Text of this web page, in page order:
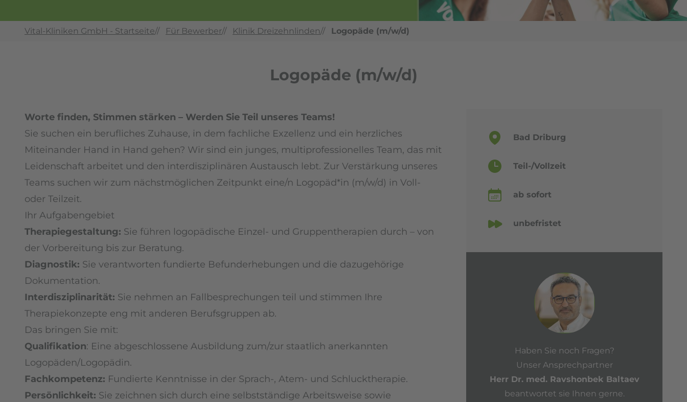
Vital-Kliniken GmbH - Startseite// Für Bewerber// Klinik Dreizehnlinden// Logopäde (m/w/d)
Logopäde (m/w/d)
Worte finden, Stimmen stärken – Werden Sie Teil unseres Teams!
Sie suchen ein berufliches Zuhause, in dem fachliche Exzellenz und ein herzliches
Miteinander Hand in Hand gehen? Wir sind ein junges, multiprofessionelles Team, das mit
Leidenschaft arbeitet und den interdisziplinären Austausch lebt. Zur Verstärkung unseres
Teams suchen wir zum nächstmöglichen Zeitpunkt eine/n Logopäd*in (m/w/d) in Voll-
oder Teilzeit.
Ihr Aufgabengebiet
Therapiegestaltung: Sie führen logopädische Einzel- und Gruppentherapien durch – von
der Vorbereitung bis zur Beratung.
Diagnostik: Sie verantworten fundierte Befunderhebungen und die dazugehörige
Dokumentation.
Interdisziplinarität: Sie nehmen an Fallbesprechungen teil und stimmen Ihre
Therapiekonzepte eng mit anderen Berufsgruppen ab.
Das bringen Sie mit:
Qualifikation: Eine abgeschlossene Ausbildung zum/zur staatlich anerkannten
Logopäden/Logopädin.
Fachkompetenz: Fundierte Kenntnisse in der Sprach-, Atem- und Schlucktherapie.
Persönlichkeit: Sie zeichnen sich durch eine selbstständige Arbeitsweise sowie
Bad Driburg
Teil-/Vollzeit
ab sofort
unbefristet
Haben Sie noch Fragen?
Unser Ansprechpartner
Herr Dr. med. Ravshonbek Baltaev
beantwortet sie Ihnen gerne.